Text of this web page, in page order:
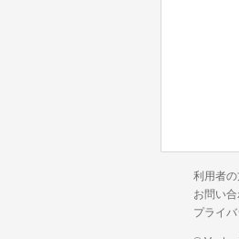
利用者
お問い
プライ